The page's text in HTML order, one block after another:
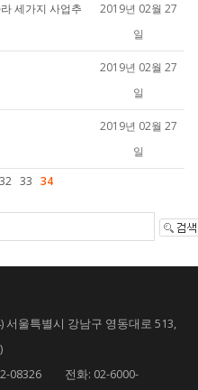
세가지 사업추
2019년 02월 27
일
2019년 02월 27
일
2019년 02월 27
일
32 33 34
울특별시 강남구 영동대로 513,
08326 전화: 02-6000-